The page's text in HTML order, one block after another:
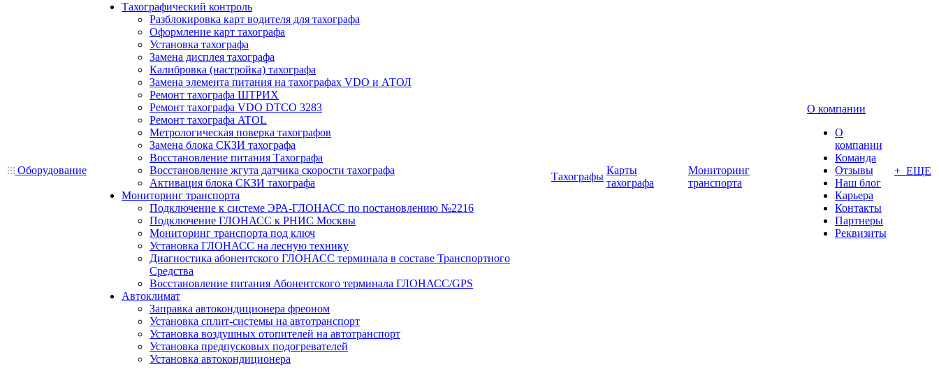
Оборудование
Тахографический контроль
Разблокировка карт водителя для тахографа
Оформление карт тахографа
Установка тахографа
Замена дисплея тахографа
Калибровка (настройка) тахографа
Замена элемента питания на тахографах VDO и АТОЛ
Ремонт тахографа ШТРИХ
Ремонт тахографа VDO DTCO 3283
Ремонт тахографа ATOL
Метрологическая поверка тахографов
Замена блока СКЗИ тахографа
Восстановление питания Тахографа
Восстановление жгута датчика скорости тахографа
Активация блока СКЗИ тахографа
Мониторинг транспорта
Подключение к системе ЭРА-ГЛОНАСС по постановлению №2216
Подключение ГЛОНАСС к РНИС Москвы
Мониторинг транспорта под ключ
Установка ГЛОНАСС на лесную технику
Диагностика абонентского ГЛОНАСС терминала в составе Транспортного
Средства
Восстановление питания Абонентского терминала ГЛОНАСС/GPS
Автоклимат
Заправка автокондиционера фреоном
Установка сплит-системы на автотранспорт
Установка воздушных отопителей на автотранспорт
Установка предпусковых подогревателей
Установка автокондиционера
Тахографы
Карты
тахографа
Мониторинг
транспорта
О компании
О
компании
Команда
Отзывы
Наш блог
Карьера
Контакты
Партнеры
Реквизиты
+ ЕЩЕ